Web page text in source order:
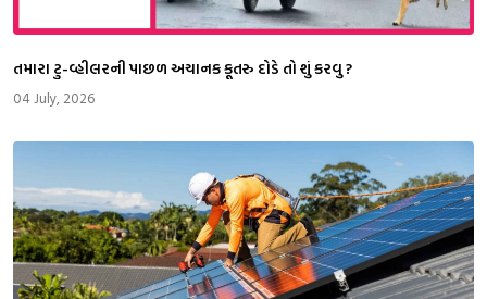
તમારા ટુ-વ્હીલરની પાછળ અચાનક કૂતરુ દોડે તો શું કરવુ ?
04 July, 2026